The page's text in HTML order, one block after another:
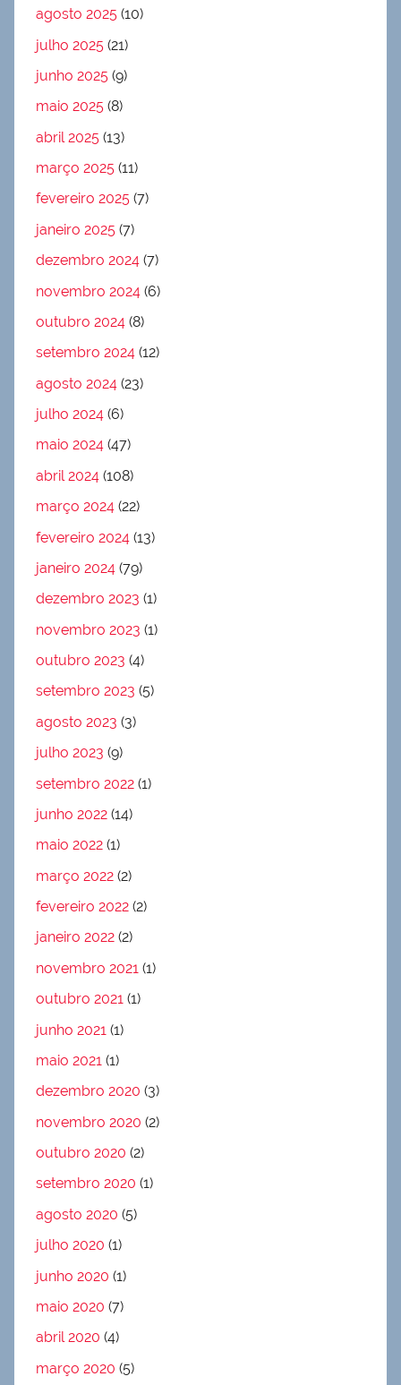
agosto 2025 (10)
julho 2025 (21)
junho 2025 (9)
maio 2025 (8)
abril 2025 (13)
março 2025 (11)
fevereiro 2025 (7)
janeiro 2025 (7)
dezembro 2024 (7)
novembro 2024 (6)
outubro 2024 (8)
setembro 2024 (12)
agosto 2024 (23)
julho 2024 (6)
maio 2024 (47)
abril 2024 (108)
março 2024 (22)
fevereiro 2024 (13)
janeiro 2024 (79)
dezembro 2023 (1)
novembro 2023 (1)
outubro 2023 (4)
setembro 2023 (5)
agosto 2023 (3)
julho 2023 (9)
setembro 2022 (1)
junho 2022 (14)
maio 2022 (1)
março 2022 (2)
fevereiro 2022 (2)
janeiro 2022 (2)
novembro 2021 (1)
outubro 2021 (1)
junho 2021 (1)
maio 2021 (1)
dezembro 2020 (3)
novembro 2020 (2)
outubro 2020 (2)
setembro 2020 (1)
agosto 2020 (5)
julho 2020 (1)
junho 2020 (1)
maio 2020 (7)
abril 2020 (4)
março 2020 (5)